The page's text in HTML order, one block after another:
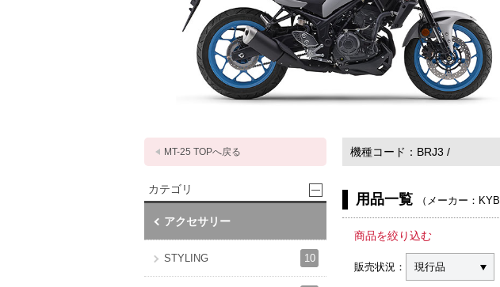
機種コード BRJ3
用品一覧 （ メーカー：KYB
商品を絞り込む
販売状況： 現行品
MT-25 TOPへ戻る
カテゴリ
アクセサリー
STYLING 10